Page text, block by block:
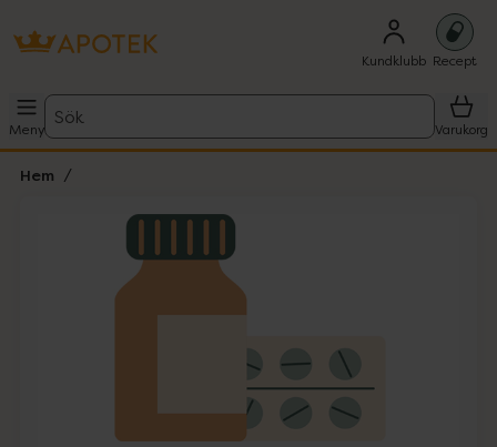
Kundklubb Recept
Meny
Sök
Varukorg
Hem
Lista: . Innehåller 1 objekt.